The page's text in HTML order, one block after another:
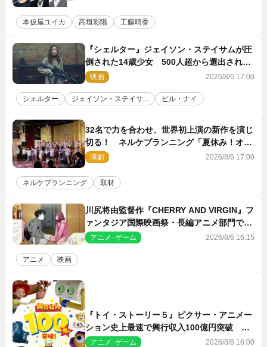
本仮屋ユイカ 高垣彩陽 工藤晴香
『シェルター』ジェイソン・ステイサムが圧
倒された14歳少女 500人超から選出された
新鋭ボディ・レイ・ブレスナックとは
映画 2026/8/6 17:00
シェルター ジェイソン・ステイサ... ビル・ナイ
32名で力を合わせ、世界初上演の新作を演じ
切る！ ネルケプランニング「夏休み！オ
ン・ワークショップ2026」レポート【最終
日】
演劇 2026/8/6 17:00
ネルケプランニング 取材
川尻将由監督作『CHERRY AND VIRGIN』フ
ァンタジア国際映画祭・長編アニメ部門で観
客賞・金賞受賞！
アニメ･ゲーム 2026/8/6 16:15
アニメ 映画
『トイ・ストーリー５』ピクサー・アニメー
ション史上最速で興行収入100億円突破 シ
リーズNo.1興収が目前
アニメ･ゲーム 2026/8/6 16:00